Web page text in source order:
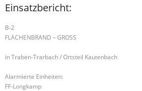
Einsatzbericht:
B-2
FLÄCHENBRAND – GROSS
in Traben-Trarbach / Ortsteil Kautenbach
Alarmierte Einheiten:
FF-Longkamp